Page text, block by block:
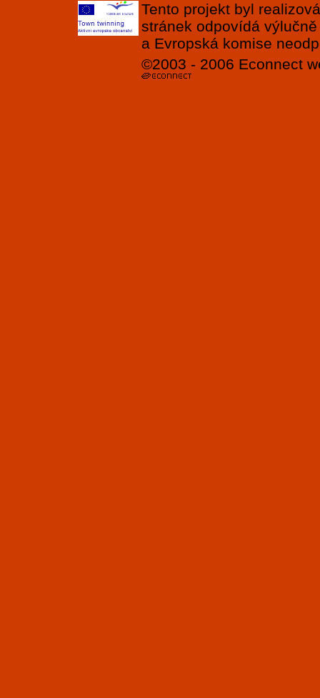
Tento projekt byl
stránek odpovídá
a Evropská komise
©2003 - 2006 Econnect